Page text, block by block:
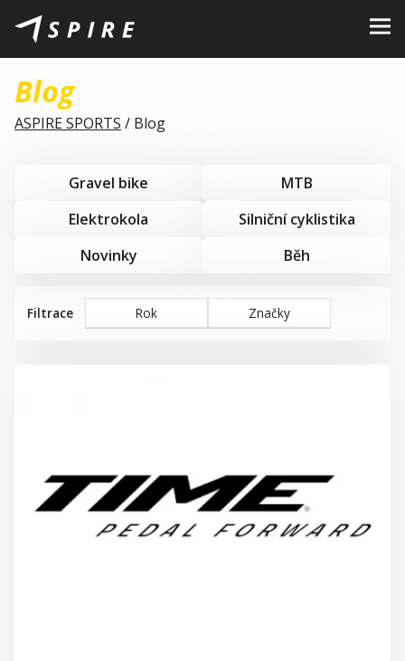
O nás
Blog
Blog
ASPIRE SPORTS / Blog
Gravel bike
MTB
Elektrokola
Silniční cyklistika
Novinky
Běh
Filtrace Rok Značky